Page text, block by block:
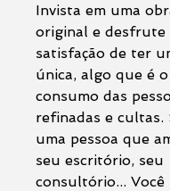
Invista em uma
original e desfrute
satisfação de ter
única, algo que é
consumo das
refinadas e cultas.
uma pessoa que
seu escritório, seu
consultório... Você